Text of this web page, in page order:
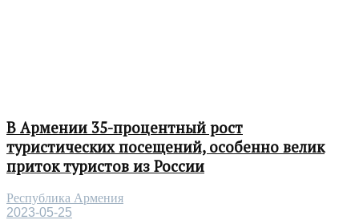
В Армении 35-процентный рост
туристических посещений, особенно велик
приток туристов из России
Республика Армения
2023-05-25